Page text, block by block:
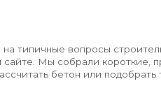
типичные вопросы
Мы собрали короткие,
бетон или подобрать